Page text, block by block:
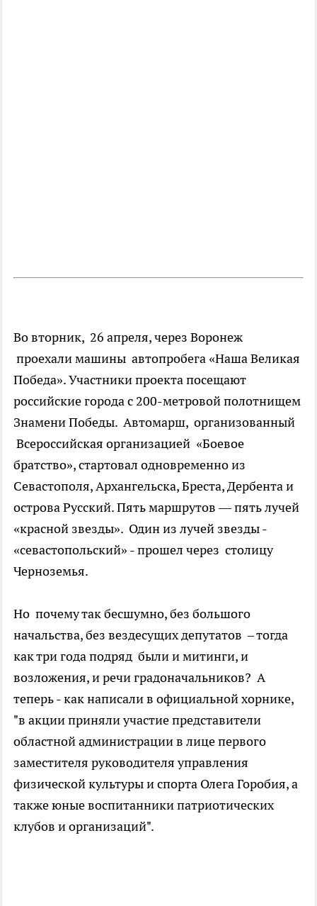
Во вторник, 26 апреля, через Воронеж
проехали машины автопробега «Наша Великая
Победа». Участники проекта посещают
российские города с 200-метровой полотнищем
Знамени Победы. Автомарш, организованный
Всероссийская организацией «Боевое
братство», стартовал одновременно из
Севастополя, Архангельска, Бреста, Дербента и
острова Русский. Пять маршрутов — пять лучей
«красной звезды». Один из лучей звезды -
«севастопольский» - прошел через столицу
Черноземья.
Но почему так бесшумно, без большого
начальства, без вездесущих депутатов – тогда
как три года подряд были и митинги, и
возложения, и речи градоначальников? А
теперь - как написали в официальной хорнике,
"в акции приняли участие представители
областной администрации в лице первого
заместителя руководителя управления
физической культуры и спорта Олега Горобия, а
также юные воспитанники патриотических
клубов и организаций".